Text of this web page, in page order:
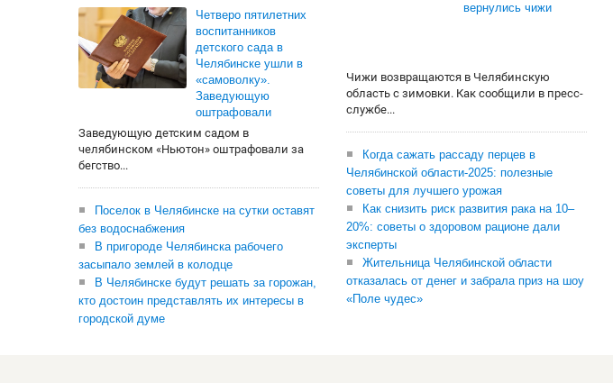
Четверо пятилетних
воспитанников
детского сада в
Челябинске ушли в
«самоволку».
Заведующую
оштрафовали
Заведующую детским садом в
челябинском «Ньютон» оштрафовали за
бегство...
Поселок в Челябинске на сутки оставят
без водоснабжения
В пригороде Челябинска рабочего
засыпало землей в колодце
В Челябинске будут решать за горожан,
кто достоин представлять их интересы в
городской думе
вернулись чижи
Чижи возвращаются в Челябинскую
область с зимовки. Как сообщили в пресс-
службе...
Когда сажать рассаду перцев в
Челябинской области-2025: полезные
советы для лучшего урожая
Как снизить риск развития рака на 10–
20%: советы о здоровом рационе дали
эксперты
Жительница Челябинской области
отказалась от денег и забрала приз на шоу
«Поле чудес»